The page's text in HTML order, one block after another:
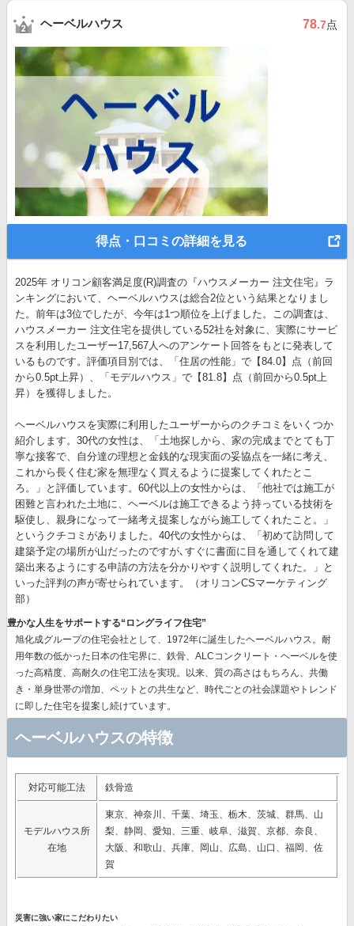
ヘーベルハウス 78.7点
得点・口コミの詳細を見る
2025年 オリコン顧客満足度(R)調査の『ハウスメーカー 注文住宅』ラ
ンキングにおいて、ヘーベルハウスは総合2位という結果となりまし
た。前年は3位でしたが、今年は1つ順位を上げました。この調査は、
ハウスメーカー 注文住宅を提供している52社を対象に、実際にサービ
スを利用したユーザー17,567人へのアンケート回答をもとに発表して
いるものです。評価項目別では、「住居の性能」で【84.0】点（前回
から0.5pt上昇）、「モデルハウス」で【81.8】点（前回から0.5pt上
昇）を獲得しました。
ヘーベルハウスを実際に利用したユーザーからのクチコミをいくつか
紹介します。30代の女性は、「土地探しから、家の完成までとても丁
寧な接客で、自分達の理想と金銭的な現実面の妥協点を一緒に考え、
これから長く住む家を無理なく買えるように提案してくれたとこ
ろ。」と評価しています。60代以上の女性からは、「他社では施工が
困難と言われた土地に、ヘーベルは施工できるよう持っている技術を
駆使し、親身になって一緒考え提案しながら施工してくれたこと。」
というクチコミがありました。40代の女性からは、「初めて訪問して
建築予定の場所が山だったのですが､すぐに書面に目を通してくれて建
築出来るようにする申請の方法を分かりやすく説明してくれた。」と
いった評判の声が寄せられています。（オリコンCSマーケティング
部）
豊かな人生をサポートする“ロングライフ住宅”
旭化成グループの住宅会社として、1972年に誕生したヘーベルハウス。耐
用年数の低かった日本の住宅界に、鉄骨、ALCコンクリート・ヘーベルを使
った高精度、高耐久の住宅工法を実現。以来、質の高さはもちろん、共働
き・単身世帯の増加、ペットとの共生など、時代ごとの社会課題やトレンド
に即した住宅を提案し続けています。
ヘーベルハウスの特徴
対応可能工法 鉄骨造
モデルハウス所
在地
東京、神奈川、千葉、埼玉、栃木、茨城、群馬、山
梨、静岡、愛知、三重、岐阜、滋賀、京都、奈良、
大阪、和歌山、兵庫、岡山、広島、山口、福岡、佐
賀
災害に強い家にこだわりたい